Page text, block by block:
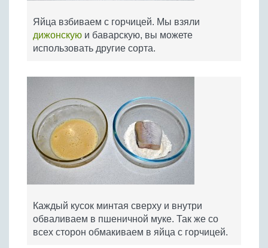
Яйца взбиваем с горчицей. Мы взяли
дижонскую и баварскую, вы можете
использовать другие сорта.
Каждый кусок минтая сверху и внутри
обваливаем в пшеничной муке. Так же со
всех сторон обмакиваем в яйца с горчицей.